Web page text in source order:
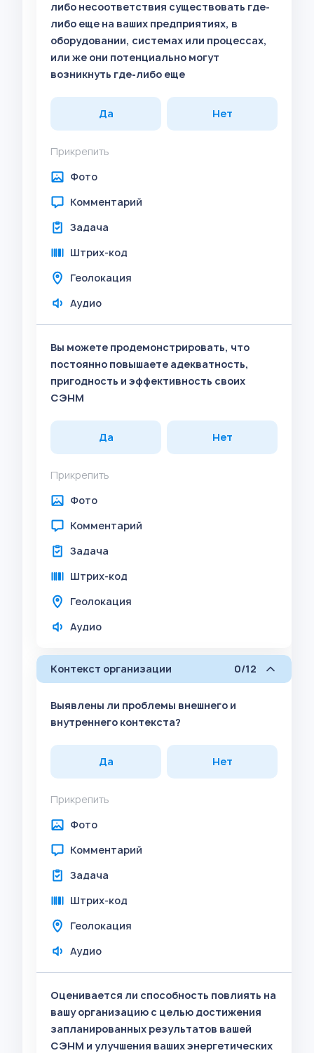
либо несоответствия существовать где-
либо еще на ваших предприятиях, в
оборудовании, системах или процессах,
или же они потенциально могут
возникнуть где-либо еще
Да Нет
Прикрепить
Фото
Комментарий
Задача
Штрих-код
Геолокация
Аудио
Вы можете продемонстрировать, что
постоянно повышаете адекватность,
пригодность и эффективность своих
СЭНМ
Да Нет
Прикрепить
Фото
Комментарий
Задача
Штрих-код
Геолокация
Аудио
Контекст организации 0/12
Выявлены ли проблемы внешнего и
внутреннего контекста?
Да Нет
Прикрепить
Фото
Комментарий
Задача
Штрих-код
Геолокация
Аудио
Оценивается ли способность повлиять на
вашу организацию с целью достижения
запланированных результатов вашей
СЭНМ и улучшения ваших энергетических